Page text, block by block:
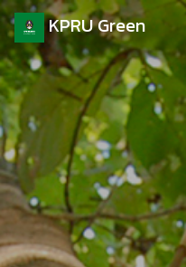
KPRU Green